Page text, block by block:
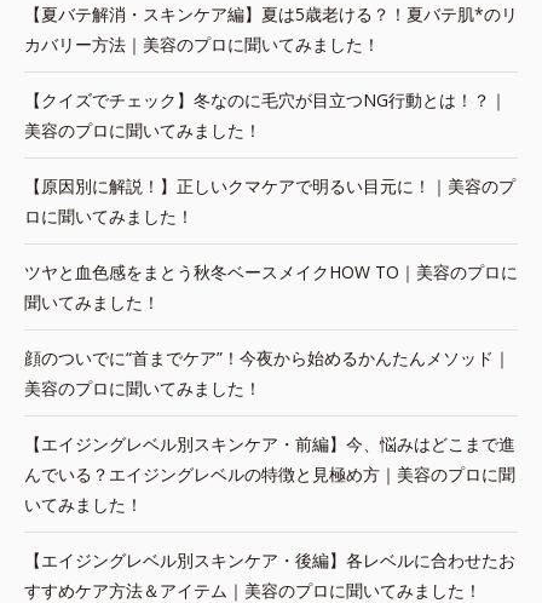
【夏バテ解消・スキンケア編】夏は5歳老ける？！夏バテ肌*のリ
カバリー方法｜美容のプロに聞いてみました！
【クイズでチェック】冬なのに毛穴が目立つNG行動とは！？｜
美容のプロに聞いてみました！
【原因別に解説！】正しいクマケアで明るい目元に！｜美容のプ
ロに聞いてみました！
ツヤと血色感をまとう秋冬ベースメイクHOW TO｜美容のプロに
聞いてみました！
顔のついでに“首までケア”！今夜から始めるかんたんメソッド｜
美容のプロに聞いてみました！
【エイジングレベル別スキンケア・前編】今、悩みはどこまで進
んでいる？エイジングレベルの特徴と見極め方｜美容のプロに聞
いてみました！
【エイジングレベル別スキンケア・後編】各レベルに合わせたお
すすめケア方法＆アイテム｜美容のプロに聞いてみました！